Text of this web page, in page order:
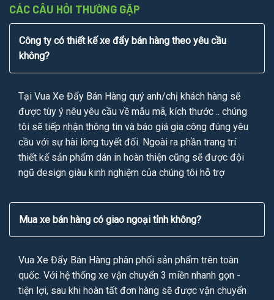
CÁC CÂU HỎI THƯỜNG GẶP
Công ty có thiết kế xe đẩy bán hàng theo yêu cầu
không?
Tại Vua Xe Đẩy Bán Hàng quý anh/chị khách hàng sẽ
được tùy ý nêu yêu cầu về mẫu mã, kích thước .. chúng
tôi sẽ tiếp nhận thông tin và báo giá gia công đúng yêu
cầu với sự hài lòng tuyết đối. Ngoài ra phần trang trí
thiết kế sản phẩm dán in hoàn thiện cũng sẽ được đội
ngũ design giàu kinh nghiệm của chúng tôi hỗ trợ
Mua xe bán hàng có giao ngoại tỉnh không?
Vua Xe Đẩy Bán Hàng phân phối sản phẩm trên toàn
quốc. Với hệ thống xe vận chuyển 3 miền nhanh gọn -
tiện lợi, sau khi hoàn tất đơn hàng sẽ được vận chuyển